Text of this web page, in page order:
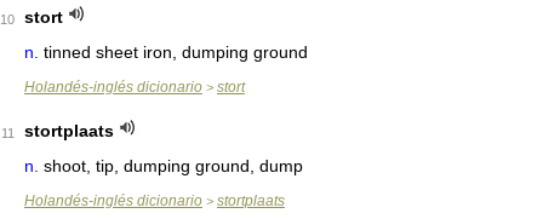
10
stort
n. tinned sheet iron, dumping ground
Holandés-inglés dicionario > stort
11
stortplaats
n. shoot, tip, dumping ground, dump
Holandés-inglés dicionario > stortplaats